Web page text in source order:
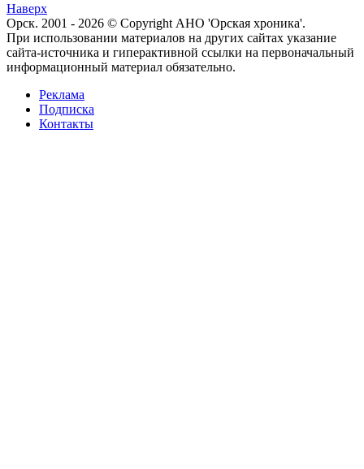
Наверх
Орск. 2001 - 2026 © Copyright АНО 'Орская хроника'.
При использовании материалов на других сайтах указание
сайта-источника и гиперактивной ссылки на первоначальный
информационный материал обязательно.
Реклама
Подписка
Контакты